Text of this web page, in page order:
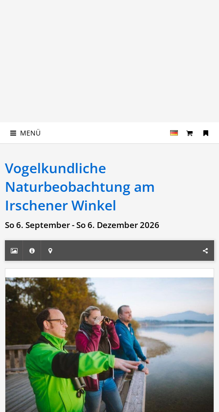
MENÜ
Vogelkundliche
Naturbeobachtung am
Irschener Winkel
So 6. September - So 6. Dezember 2026